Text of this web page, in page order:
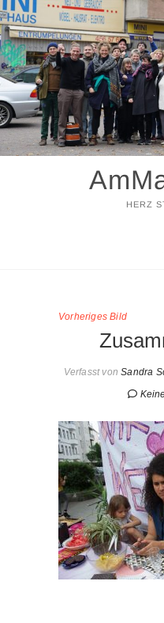
Zum
Inhalt
springen
HERZ
Vorheriges Bild
Verfasst von Sandra